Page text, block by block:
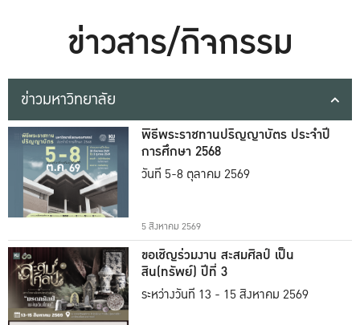
ข่าวสาร/กิจกรรม
ข่าวมหาวิทยาลัย
พิธีพระราชทานปริญญาบัตร ประจำปี
การศึกษา 2568
วันที่ 5-8 ตุลาคม 2569
5 สิงหาคม 2569
ขอเชิญร่วมงาน สะสมศิลป์ เป็น
สิน(ทรัพย์) ปีที่ 3
ระหว่างวันที่ 13 - 15 สิงหาคม 2569